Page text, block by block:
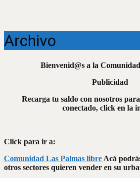
Archivo
Bienvenid@s a la
Publicidad
Recarga tu saldo con nosotros
conectado, click en la
Click para ir a:
Comunidad Las Palmas libre Acá
otros sectores quieren vender en su